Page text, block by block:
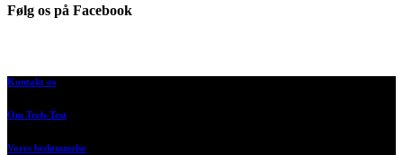
Følg os på Facebook
Kontakt os
Om Tech-Test
Vores bedømmelse